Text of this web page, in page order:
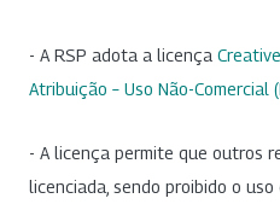
- A RSP adota a licença
Atribuição – Uso Não-Comercial
- A licença permite que outros
licenciada, sendo proibido o uso